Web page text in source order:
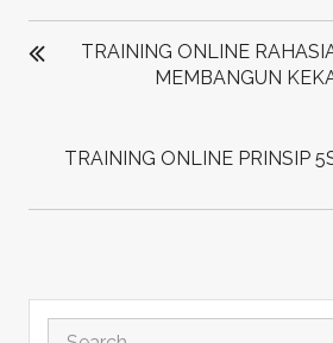
POST
NAVIGATION
TRAINING ONLINE
MEMBANGUN
TRAINING ONLINE PRINSIP
Search